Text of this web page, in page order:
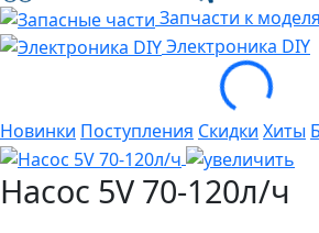
Запчасти к
Электроника DIY
Loading...
Новинки Поступления Скидки Хиты
Насос 5V 70-120л/ч